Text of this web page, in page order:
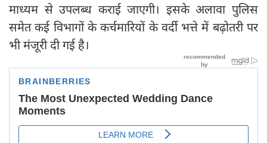
माध्यम से उपलब्ध कराई जाएगी। इसके अलावा पुलिस
समेत कई विभागों के कर्चमारियों के वर्दी भत्ते में बढ़ोतरी पर
भी मंजूरी दी गई है।